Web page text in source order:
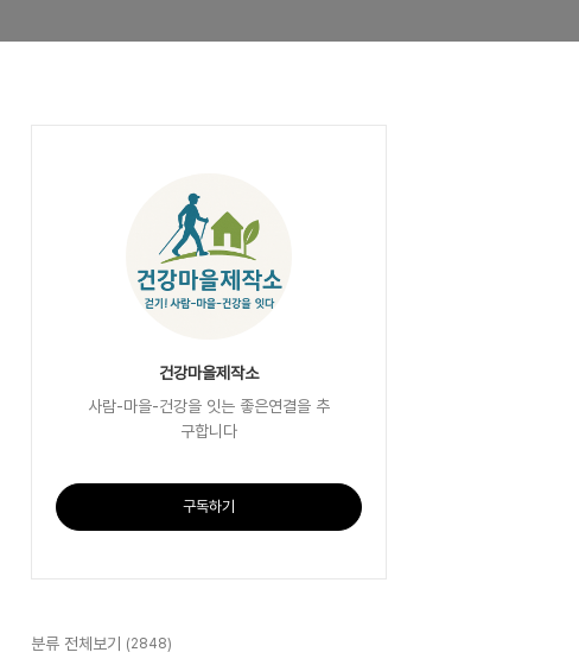
건강마을제작소
사람-마을-건강을 잇는 좋은연결을 추
구합니다
구독하기
분류 전체보기 (2848)